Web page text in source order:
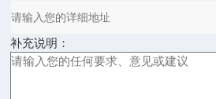
补充说明：